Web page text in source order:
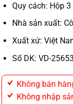
Quy cách: Hộp
Nhà sản xuất:
Xuất xứ: Việt
Số DK: VD-
Không bán
Không nhập